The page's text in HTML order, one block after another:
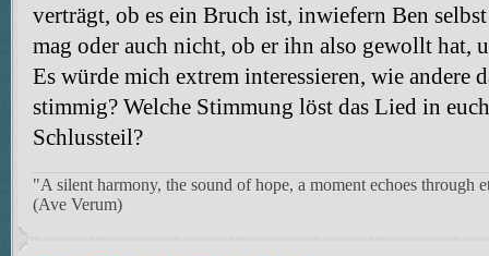
verträgt, ob es ein Bruch ist, inwiefern Ben
mag oder auch nicht, ob er ihn also gewollt hat,
Es würde mich extrem interessieren, wie andere
stimmig? Welche Stimmung löst das Lied in
Schlussteil?
"A silent harmony, the sound of hope, a moment echoes through
(Ave Verum)